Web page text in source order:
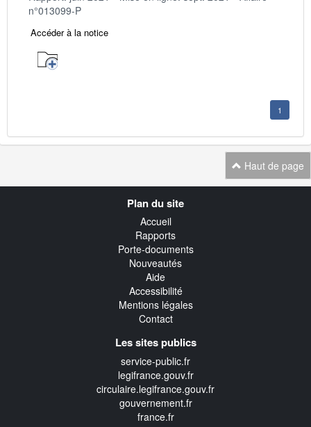
n°013099-P
Accéder à la notice
1
Haut de page
Plan du site
Accueil
Rapports
Porte-documents
Nouveautés
Aide
Accessibilité
Mentions légales
Contact
Les sites publics
service-public.fr
legifrance.gouv.fr
circulaire.legifrance.gouv.fr
gouvernement.fr
france.fr